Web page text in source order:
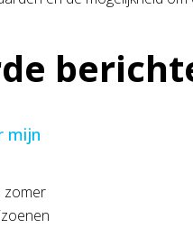
mijn
zomer